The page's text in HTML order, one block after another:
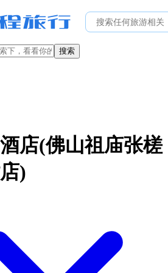
搜索
店(佛山祖庙张槎
)